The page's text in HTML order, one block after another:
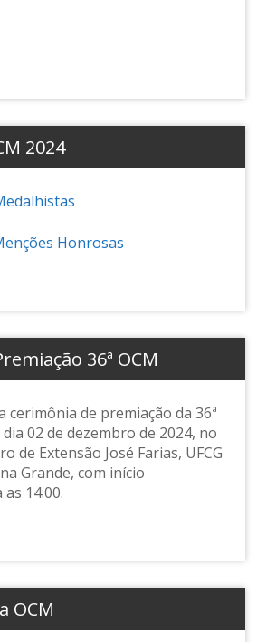
2024
Honrosas
36ª OCM
cerimônia de premiação da 36ª
02 de dezembro de 2024, no
de Extensão José Farias, UFCG
Grande, com início
14:00.
OCM